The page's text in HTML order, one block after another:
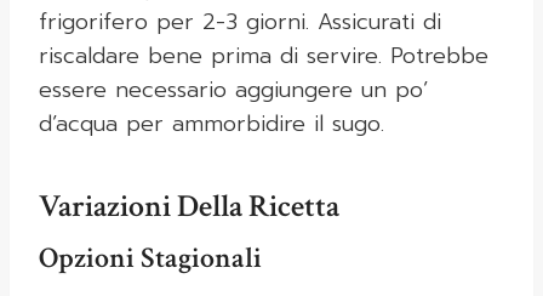
frigorifero per 2-3 giorni. Assicurati di
riscaldare bene prima di servire. Potrebbe
essere necessario aggiungere un po’
d’acqua per ammorbidire il sugo.
Variazioni Della Ricetta
Opzioni Stagionali